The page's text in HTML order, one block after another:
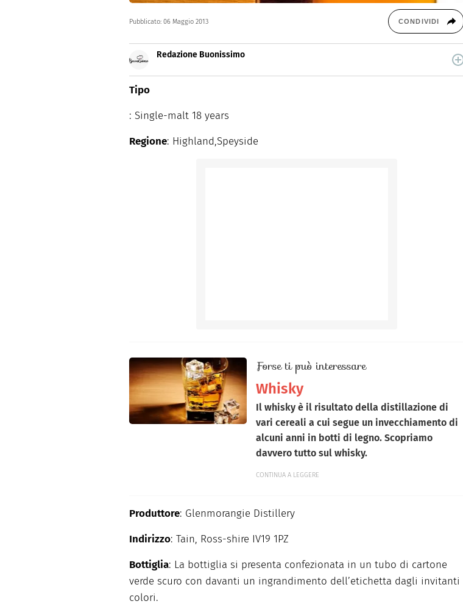
Pubblicato: 06 Maggio 2013 CONDIVIDI
Redazione Buonissimo
Buonissimo è il magazine di cucina di Italiaonline nel quale trovi idee veloci,
facili e spiegate passo passo.
Tipo
: Single-malt 18 years
Regione: Highland,Speyside
Forse ti può interessare
Whisky
Il whiskyè il risultato della distillazione di
vari cereali a cui segue un invecchiamento di
alcuni anni in botti di legno. Scopriamo
davvero tutto sul whisky.
CONTINUA A LEGGERE
Produttore: Glenmorangie Distillery
Indirizzo: Tain, Ross-shire IV19 1PZ
Bottiglia: La bottiglia si presenta confezionata in un tubo di cartone
verde scuro con davanti un ingrandimento dell’etichetta dagli invitanti
colori.